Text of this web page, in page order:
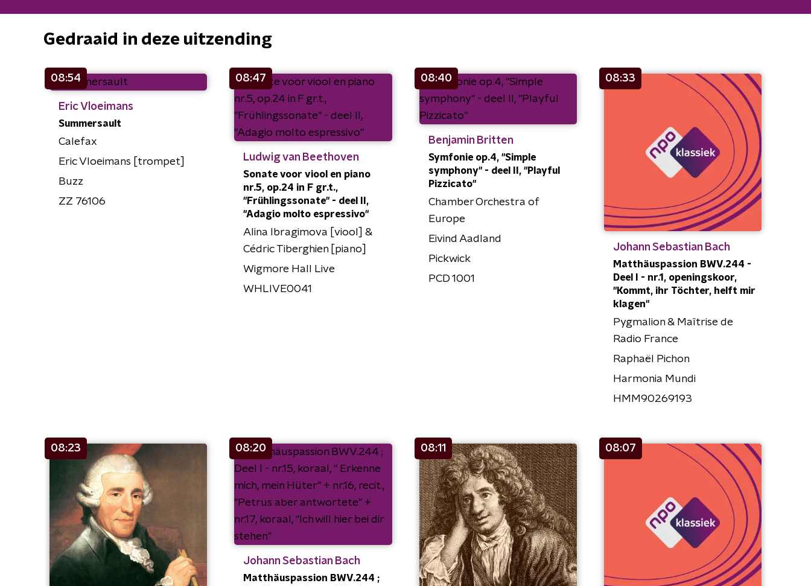
Gedraaid in deze uitzending
08:54
Eric Vloeimans
Summersault
Calefax
Eric Vloeimans [trompet]
Buzz
ZZ 76106
08:47
Ludwig van Beethoven
Sonate voor viool en piano
nr.5, op.24 in F gr.t.,
"Frühlingssonate" - deel II,
"Adagio molto espressivo"
Alina Ibragimova [viool] &
Cédric Tiberghien [piano]
Wigmore Hall Live
WHLIVE0041
08:40
Benjamin Britten
Symfonie op.4, "Simple
symphony" - deel II, "Playful
Pizzicato"
Chamber Orchestra of
Europe
Eivind Aadland
Pickwick
PCD 1001
08:33
Johann Sebastian Bach
Matthäuspassion BWV.244 -
Deel I - nr.1, openingskoor,
"Kommt, ihr Töchter, helft mir
klagen"
Pygmalion & Maîtrise de
Radio France
Raphaël Pichon
Harmonia Mundi
HMM90269193
08:23 08:20
Johann Sebastian Bach
Matthäuspassion BWV.244 ;
08:11 08:07